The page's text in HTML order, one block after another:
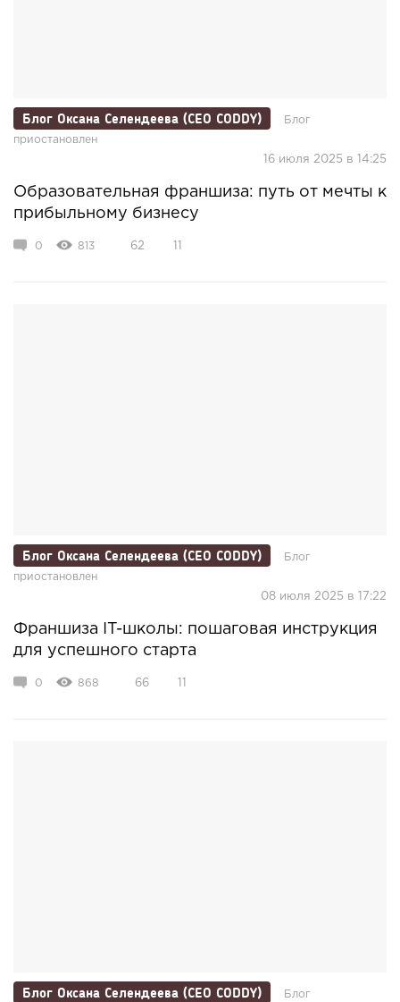
Блог Оксана Селендеева (CEO CODDY)
Блог
приостановлен
16 июля 2025 в 14:25
Образовательная франшиза: путь от мечты к
прибыльному бизнесу
0 813 62
Блог Оксана Селендеева (CEO CODDY)
Блог
приостановлен
08 июля 2025 в 17:22
Франшиза IT-школы: пошаговая инструкция
для успешного старта
0 868 66
Блог Оксана Селендеева (CEO CODDY)
Блог